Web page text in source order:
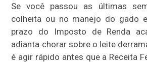
Se você passou as últimas
colheita ou no manejo do gado
prazo do Imposto de Renda
adianta chorar sobre o leite
é agir rápido antes que a Receita